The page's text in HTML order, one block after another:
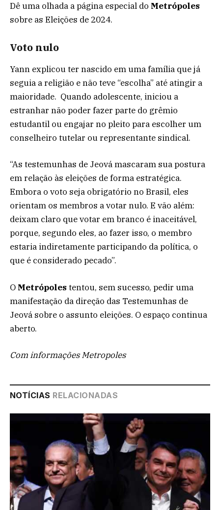
Dê uma olhada a página especial do Metrópoles
sobre as Eleições de 2024.
Voto nulo
Yann explicou ter nascido em uma família que já
seguia a religião e não teve “escolha” até atingir a
maioridade. Quando adolescente, iniciou a
estranhar não poder fazer parte do grêmio
estudantil ou engajar no pleito para escolher um
conselheiro tutelar ou representante sindical.
“As testemunhas de Jeová mascaram sua postura
em relação às eleições de forma estratégica.
Embora o voto seja obrigatório no Brasil, eles
orientam os membros a votar nulo. E vão além:
deixam claro que votar em branco é inaceitável,
porque, segundo eles, ao fazer isso, o membro
estaria indiretamente participando da política, o
que é considerado pecado”.
O Metrópoles tentou, sem sucesso, pedir uma
manifestação da direção das Testemunhas de
Jeová sobre o assunto eleições. O espaço continua
aberto.
Com informações Metropoles
NOTÍCIAS RELACIONADAS